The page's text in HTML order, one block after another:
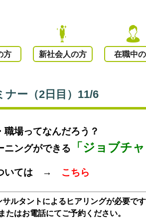
方 新社会人の方 在職中
ー（2日目）11/6
場ってなんだろう？
ニングができる
「ジョブチ
いては → こちら
ルタントによるヒアリングが必要です
はお電話にてご予約ください。